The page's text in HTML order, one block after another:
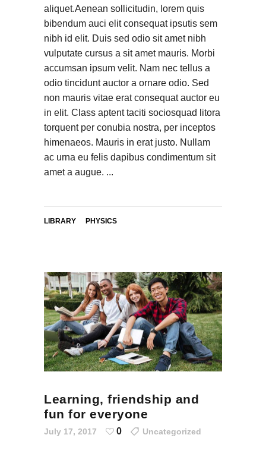
aliquet.Aenean sollicitudin, lorem quis
bibendum auci elit consequat ipsutis sem
nibh id elit. Duis sed odio sit amet nibh
vulputate cursus a sit amet mauris. Morbi
accumsan ipsum velit. Nam nec tellus a
odio tincidunt auctor a ornare odio. Sed
non mauris vitae erat consequat auctor eu
in elit. Class aptent taciti sociosquad litora
torquent per conubia nostra, per inceptos
himenaeos. Mauris in erat justo. Nullam
ac urna eu felis dapibus condimentum sit
amet a augue.
LIBRARY PHYSICS
Learning, friendship and
fun for everyone
July 17, 2017 0 Uncategorized